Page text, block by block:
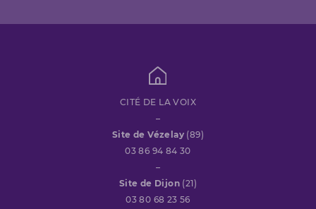
CITÉ DE LA VOIX
–
Site de Vézelay (89)
03 86 94 84 30
–
Site de Dijon (21)
03 80 68 23 56